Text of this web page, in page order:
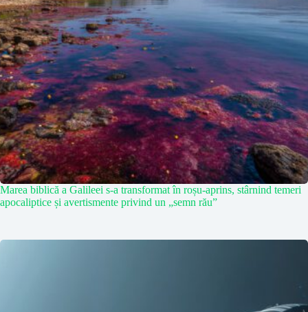
Marea biblică a Galileei s-a transformat în roșu-aprins, stârnind temeri
apocaliptice și avertismente privind un „semn rău”